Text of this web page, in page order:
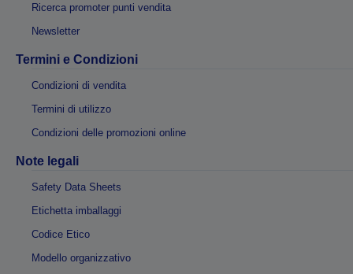
Ricerca promoter punti vendita
Newsletter
Termini e Condizioni
Condizioni di vendita
Termini di utilizzo
Condizioni delle promozioni online
Note legali
Safety Data Sheets
Etichetta imballaggi
Codice Etico
Modello organizzativo